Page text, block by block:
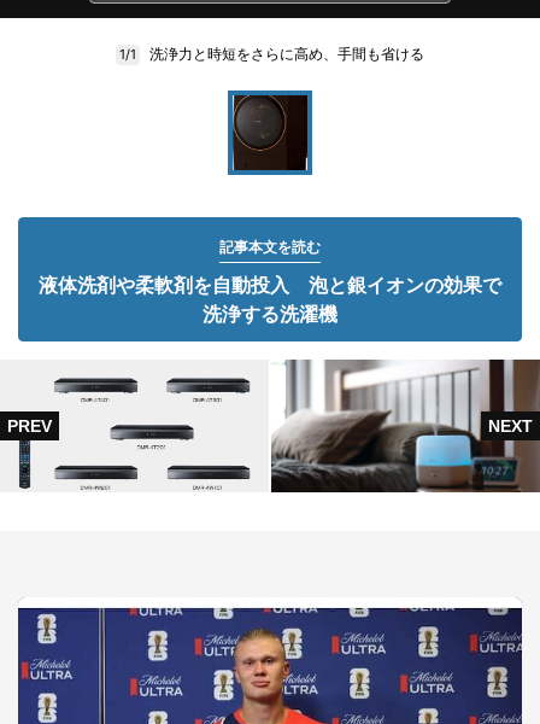
1/1 洗浄力と時短をさらに高め、手間も省ける
記事本文を読む
液体洗剤や柔軟剤を自動投入 泡と銀イオンの効果で
洗浄する洗濯機